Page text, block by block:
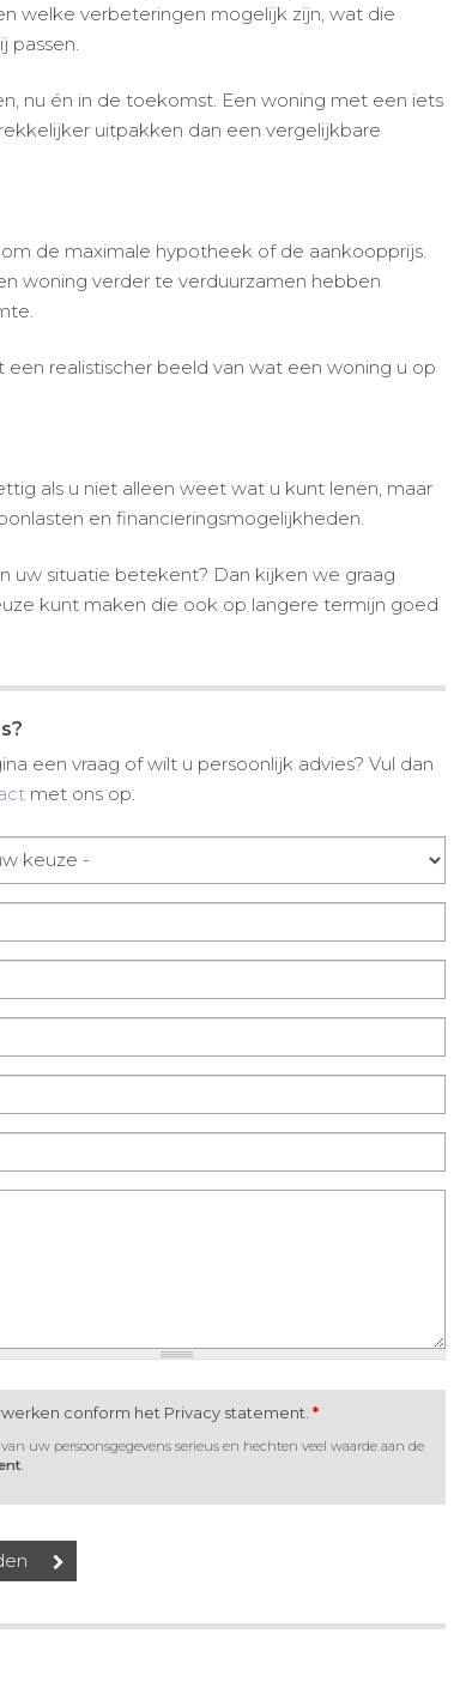
welke verbeteringen mogelijk zijn, wat die
nu én in de toekomst. Een woning met een iets
uitpakken dan een vergelijkbare
de maximale hypotheek of de aankoopprijs.
woning verder te verduurzamen hebben
realistischer beeld van wat een woning u op
als u niet alleen weet wat u kunt lenen, maar
en financieringsmogelijkheden.
uw situatie betekent? Dan kijken we graag
kunt maken die ook op langere termijn goed
een vraag of wilt u persoonlijk advies? Vul dan
met ons op.
conform het Privacy statement. *
uw persoonsgegevens serieus en hechten veel waarde aan de